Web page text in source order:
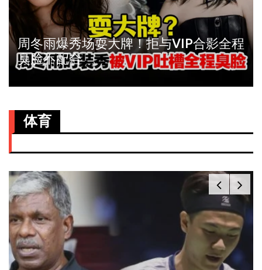
周冬雨爆秀场耍大牌！拒与VIP合影全程
臭脸不配合
体育